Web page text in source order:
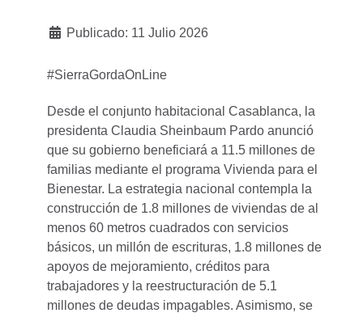
Publicado: 11 Julio 2026
#SierraGordaOnLine
Desde el conjunto habitacional Casablanca, la
presidenta Claudia Sheinbaum Pardo anunció
que su gobierno beneficiará a 11.5 millones de
familias mediante el programa Vivienda para el
Bienestar. La estrategia nacional contempla la
construcción de 1.8 millones de viviendas de al
menos 60 metros cuadrados con servicios
básicos, un millón de escrituras, 1.8 millones de
apoyos de mejoramiento, créditos para
trabajadores y la reestructuración de 5.1
millones de deudas impagables. Asimismo, se